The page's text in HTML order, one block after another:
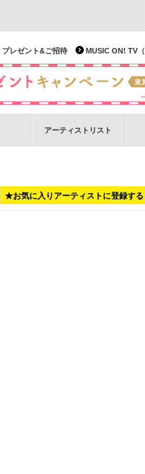
MUSIC ON! TV
プレゼント&ご招待
アーティストリスト
★お気に入りアーティストに登録する